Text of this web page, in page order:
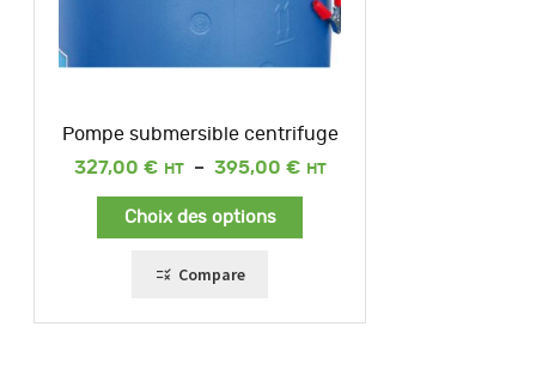
Pompe submersible centrifuge
327,00 € – 395,00 €
Plage
Choix des options
Compare